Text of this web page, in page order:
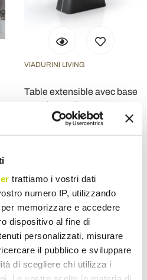
trattiamo i vostri dati
numero IP, utilizzando
memorizzare e accedere
dispositivo al fine di
personalizzati, misurare
il pubblico e sviluppare
di scegliere chi utilizza i
VIADURINI LIVING
Table extensible avec base
en acier et plateau en
céramique finition marbre -